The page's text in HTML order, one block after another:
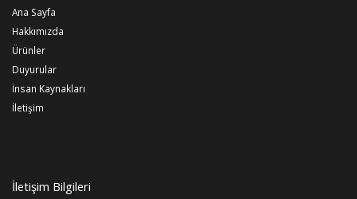
bırakılmalıdır
Ana Sayfa
Hakkımızda
Ürünler
Duyurular
İnsan Kaynakları
İletişim
İletişim Bilgileri